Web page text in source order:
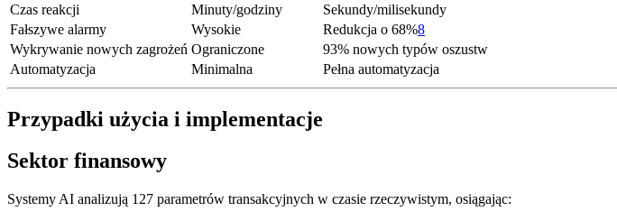
Czas reakcji
Minuty/godziny
Sekundy/milisekundy
Fałszywe alarmy
Wysokie Redukcja o 68%8
Wykrywanie nowych zagrożeń Ograniczone
93% nowych typów oszustw
Automatyzacja
Minimalna Pełna automatyzacja
Przypadki użycia i implementacje
Sektor finansowy
Systemy AI analizują 127 parametrów transakcyjnych w czasie rzeczywistym, osiągając: